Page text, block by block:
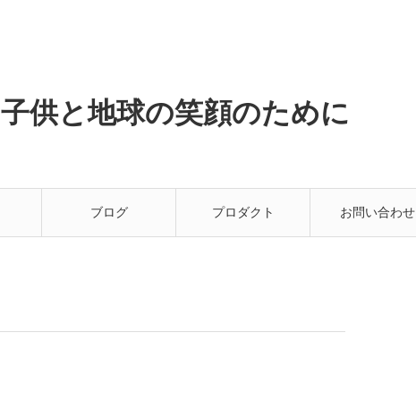
子供と地球の笑顔のために
ブログ プロダクト お問い合わせ